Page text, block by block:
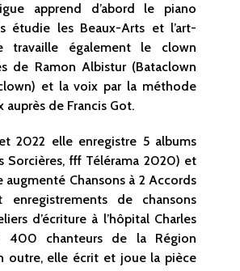
apprend d’abord le piano
étudie les Beaux-Arts et l’art-
travaille également le clown
de Ramon Albistur (Bataclown
et la voix par la méthode
de Francis Got.
2022 elle enregistre 5 albums
Sorcières, fff Télérama 2020) et
augmenté Chansons à 2 Accords
enregistrements de chansons
d’écriture à l’hôpital Charles
400 chanteurs de la Région
outre, elle écrit et joue la pièce